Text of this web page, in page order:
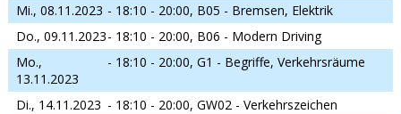
Mi., 08.11.2023 - 18:10 - 20:00, B05 - Bremsen, Elektrik
Do., 09.11.2023- 18:10 - 20:00, B06 - Modern Driving
Mo.,
13.11.2023
- 18:10 - 20:00, G1 - Begriffe, Verkehrsräume
Di., 14.11.2023 - 18:10 - 20:00, GW02 - Verkehrszeichen